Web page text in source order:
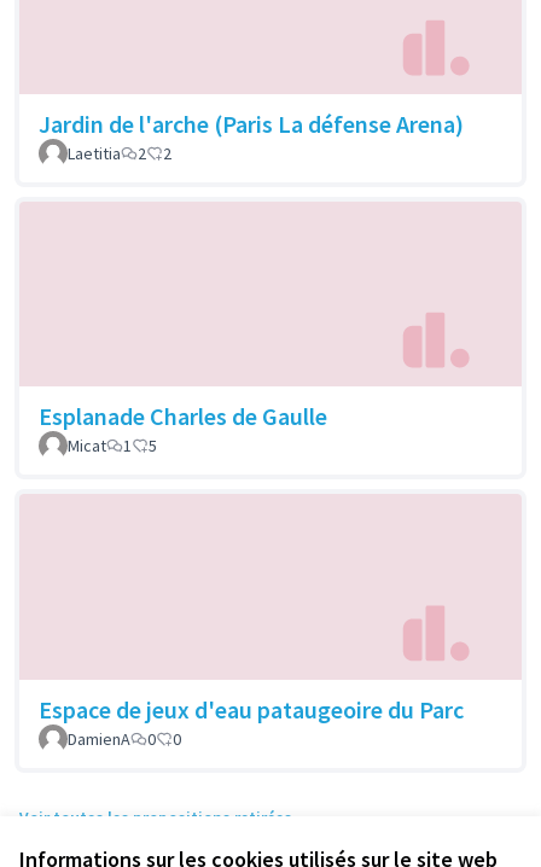
Informations sur les cookies utilisés sur le site web
Jardin de l'arche (Paris La défense Arena)
Laetitia 2 2
Esplanade Charles de Gaulle
Micat 1 5
Espace de jeux d'eau pataugeoire du Parc
DamienA 0 0
Voir toutes les propositions retirées